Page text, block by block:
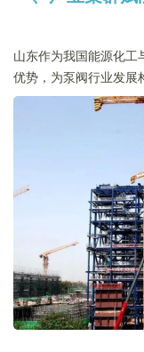
山东作为我国能源化工
优势，为泵阀行业发展